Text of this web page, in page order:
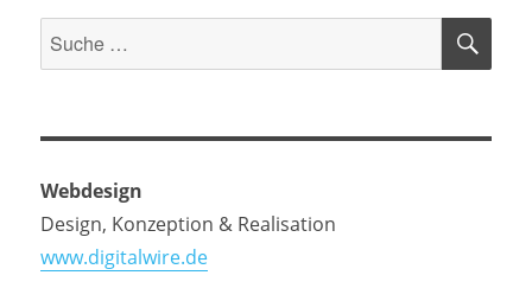
Suche
nach:
Webdesign
Design, Konzeption & Realisation
www.digitalwire.de